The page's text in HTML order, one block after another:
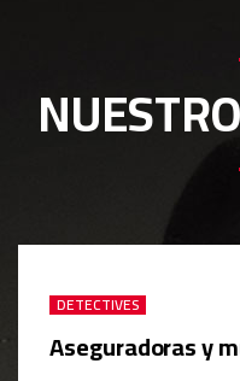
DETECTIVES
Aseguradoras y